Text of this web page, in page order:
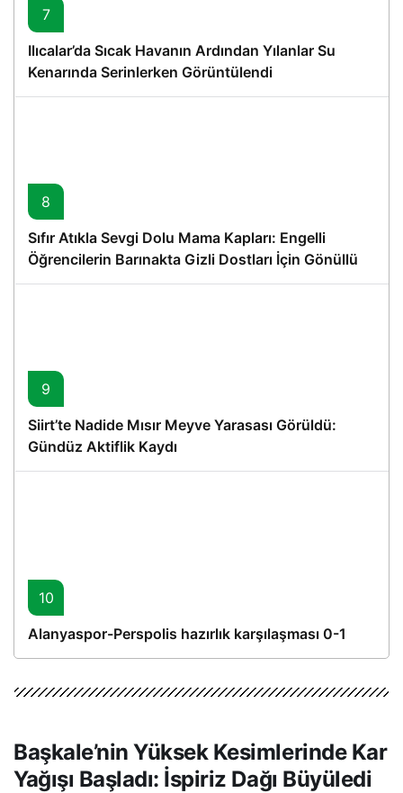
7
Ilıcalar’da Sıcak Havanın Ardından Yılanlar Su
Kenarında Serinlerken Görüntülendi
8
Sıfır Atıkla Sevgi Dolu Mama Kapları: Engelli
Öğrencilerin Barınakta Gizli Dostları İçin Gönüllü
Proje
9
Siirt’te Nadide Mısır Meyve Yarasası Görüldü:
Gündüz Aktiflik Kaydı
10
Alanyaspor-Perspolis hazırlık karşılaşması 0-1
Başkale’nin Yüksek Kesimlerinde Kar
Yağışı Başladı: İspiriz Dağı Büyüledi